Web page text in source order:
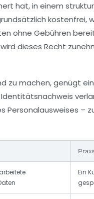
hat, in einem
ohne Gebühren
dieses Recht
zu machen, genügt
Personalausweises –
Ein